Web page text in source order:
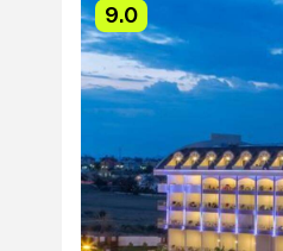
9.0